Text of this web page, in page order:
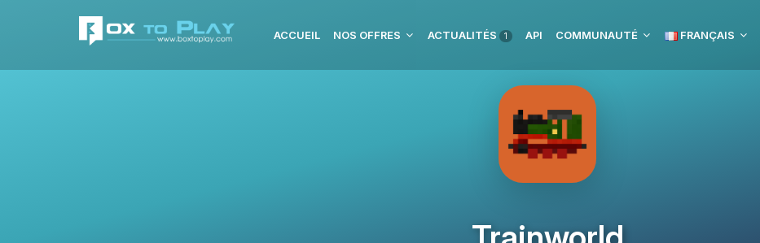
ACCUEIL NOS OFFRES ACTUALITÉS 1 API COMMUNAUTÉ FRANÇAIS